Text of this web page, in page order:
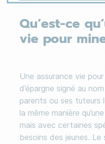
Qu’est-ce
vie pour
Une assurance vie
d’épargne signé au
parents ou ses tuteurs
la même manière
mais avec certaines
besoins des jeunes.